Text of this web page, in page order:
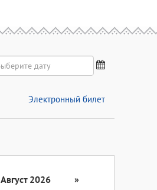
Электронный билет
Август 2026
»